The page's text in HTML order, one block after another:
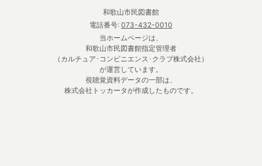
和歌山市民図書館
電話番号: 073-432-0010
当ホームページは、
和歌山市民図書館指定管理者
（カルチュア･コンビニエンス･クラブ株式会社）
が運営しています。
視聴覚資料データの一部は、
株式会社トッカータが作成したものです。